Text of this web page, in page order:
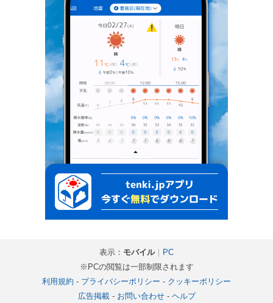
表示： モバイル｜ PC
※PCの閲覧は一部制限されます
利用規約 - プライバシーポリシー - クッキーポリシー
広告掲載- お問い合わせ- ヘルプ